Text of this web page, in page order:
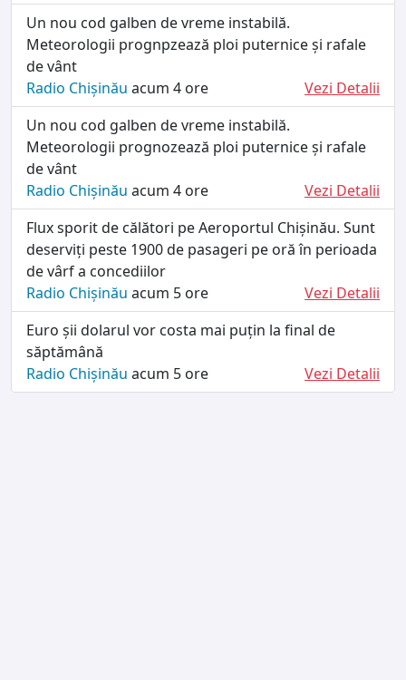
Un nou cod galben de vreme instabilă.
Meteorologii prognpzează ploi puternice și rafale
de vânt
Radio Chișinău acum 4 ore
Vezi Detalii
Un nou cod galben de vreme instabilă.
Meteorologii prognozează ploi puternice și rafale
de vânt
Radio Chișinău acum 4 ore
Vezi Detalii
Flux sporit de călători pe Aeroportul Chișinău. Sunt
deserviți peste 1900 de pasageri pe oră în perioada
de vârf a concediilor
Radio Chișinău acum 5 ore
Vezi Detalii
Euro șii dolarul vor costa mai puțin la final de
săptămână
Radio Chișinău acum 5 ore Vezi Detalii